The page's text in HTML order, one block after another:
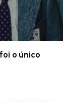
o único